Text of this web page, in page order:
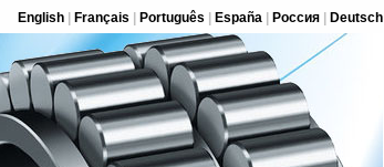
English Français Português España Россия Deutsch